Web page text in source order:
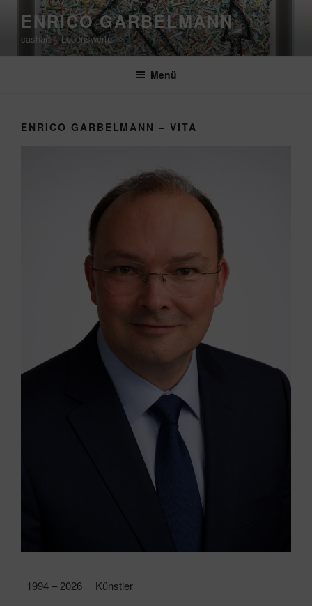
springen
ENRICO GARBELMANN
cashart – Lebenswerte
Menü
ENRICO GARBELMANN – VITA
1994 – 2026
Künstler